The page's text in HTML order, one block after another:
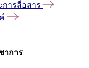
การสื่อสาร
าการ